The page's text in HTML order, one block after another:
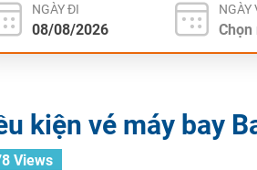
NGÀY ĐI NGÀY
kiện vé máy bay
Views